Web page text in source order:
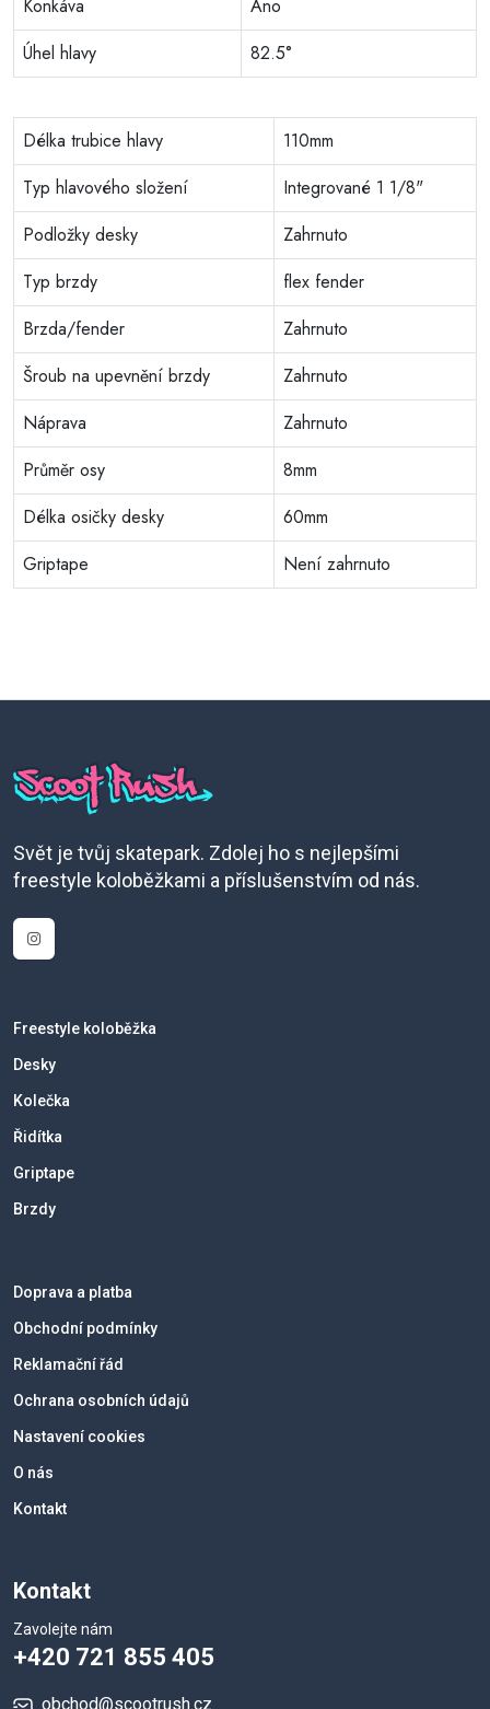
Konkáva
Ano
Úhel hlavy
82.5°
Délka trubice hlavy
110mm
Typ hlavového složení
Integrované 1 1/8"
Podložky desky
Zahrnuto
Typ brzdy
flex fender
Brzda/fender
Zahrnuto
Šroub na upevnění brzdy
Zahrnuto
Náprava
Zahrnuto
Průměr osy
8mm
Délka osičky desky
60mm
Griptape
Není zahrnuto
Svět je tvůj skatepark. Zdolej ho s nejlepšími
freestyle koloběžkami a příslušenstvím od nás.
Freestyle koloběžka
Desky
Kolečka
Řidítka
Griptape
Brzdy
Doprava a platba
Obchodní podmínky
Reklamační řád
Ochrana osobních údajů
Nastavení cookies
O nás
Kontakt
Kontakt
Zavolejte nám
+420 721 855 405
obchod@scootrush.cz